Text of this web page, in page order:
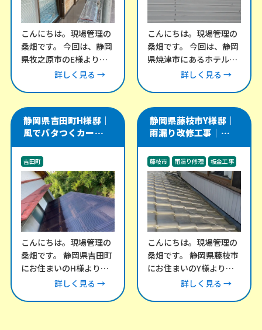
こんにちは。現場管理の
桑畑です。 今回は、静岡
県牧之原市のE様より、
外壁のメンテナンスにつ
詳しく見る →
こんにちは。現場管理の
桑畑です。 今回は、静岡
県焼津市にあるホテル棟
にて、折半屋根の改修工
詳しく見る →
静岡県吉田町H様邸｜
風でバタつくカーポー
ト・テラス屋根の波板
交換工事
吉田町
その他のリフォーム工事
外構工事
こんにちは。現場管理の
桑畑です。 静岡県吉田町
にお住まいのH様より、
「風が強い日にカーポー
詳しく見る →
静岡県藤枝市Y様邸｜
雨漏り改修工事｜瓦屋
根と谷樋・外壁取り合
い部を板金で補修
藤枝市 雨漏り修理 板金工事
こんにちは。現場管理の
桑畑です。 静岡県藤枝市
にお住まいのY様より、
雨漏りについてお問い合
詳しく見る →